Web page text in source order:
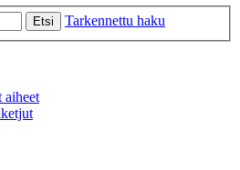
Etsi Tarkennettu haku
aiheet